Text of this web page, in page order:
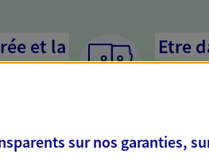
et la
à vous
Etre
en cas de
sur nos garanties,